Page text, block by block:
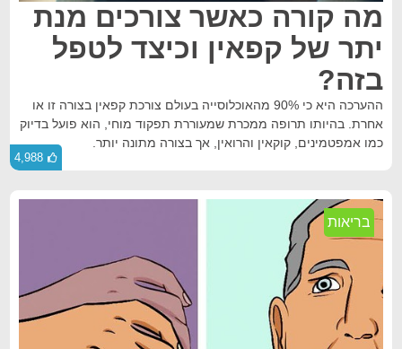
מה קורה כאשר צורכים מנת
יתר של קפאין וכיצד לטפל
בזה?
ההערכה היא כי 90% מהאוכלוסייה בעולם צורכת קפאין בצורה זו או
אחרת. בהיותו תרופה ממכרת שמעוררת תפקוד מוחי, הוא פועל בדיוק
כמו אמפטמינים, קוקאין והרואין, אך בצורה מתונה יותר.
4,988
בריאות